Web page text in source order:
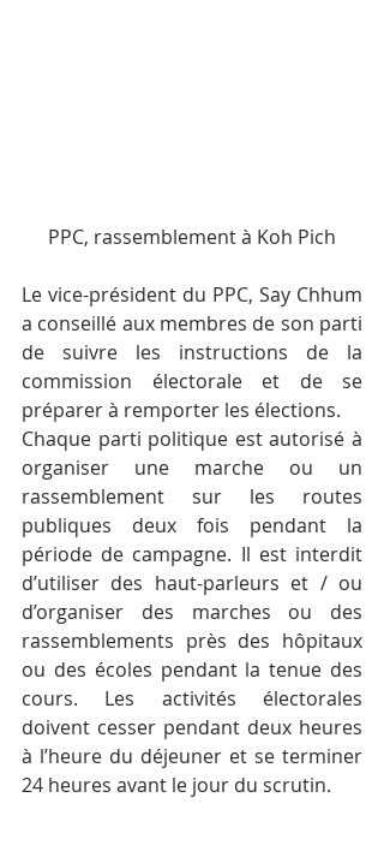
PPC, rassemblement à Koh Pich
Le vice-président du PPC, Say Chhum
a conseillé aux membres de son parti
de suivre les instructions de la
commission électorale et de se
préparer à remporter les élections.
Chaque parti politique est autorisé à
organiser une marche ou un
rassemblement sur les routes
publiques deux fois pendant la
période de campagne. Il est interdit
d’utiliser des haut-parleurs et / ou
d’organiser des marches ou des
rassemblements près des hôpitaux
ou des écoles pendant la tenue des
cours. Les activités électorales
doivent cesser pendant deux heures
à l’heure du déjeuner et se terminer
24 heures avant le jour du scrutin.